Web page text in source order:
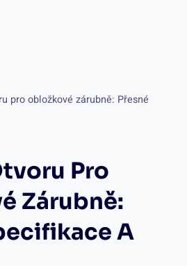
pro obložkové zárubně: Přesné
Pro
Zárubně:
A